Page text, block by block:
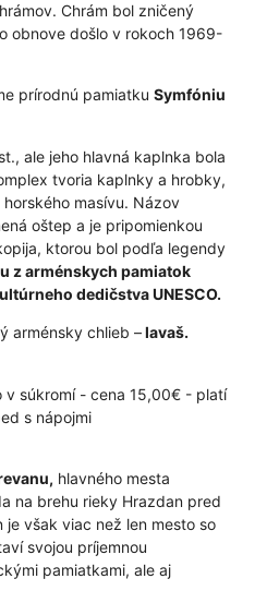
Chrám bol zničený
obnove došlo v rokoch 1969-
prírodnú pamiatku Symfóniu
ale jeho hlavná kaplnka bola
tvoria kaplnky a hrobky,
masívu. Názov
oštep a je pripomienkou
ktorou bol podľa legendy
z arménskych pamiatok
dedičstva UNESCO.
arménsky chlieb –lavaš.
v súkromí - cena 15,00€ - platí
s nápojmi
hlavného mesta
na brehu rieky Hrazdan pred
však viac než len mesto so
svojou príjemnou
pamiatkami, ale aj